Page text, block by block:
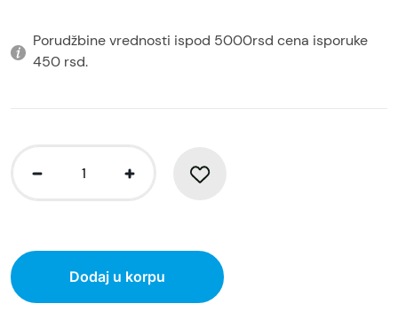
Porudžbine vrednosti ispod 5000rsd cena isporuke
450 rsd.
Dodaj u korpu